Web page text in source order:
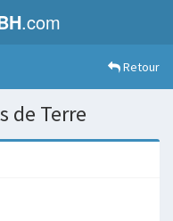
.com
Retour
de Terre